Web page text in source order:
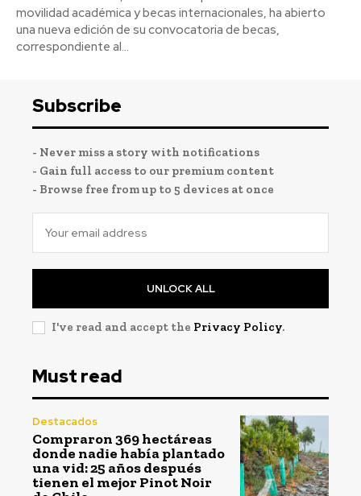
movilidad académica y becas internacionales, ha abierto
una nueva edición de su convocatoria de becas,
correspondiente al...
Subscribe
- Never miss a story with notifications
- Gain full access to our premium content
- Browse free from up to 5 devices at once
UNLOCK ALL
I've read and accept the Privacy Policy.
Must read
Destacados
Compraron 369 hectáreas
donde nadie había plantado
una vid: 25 años después
tienen el mejor Pinot Noir